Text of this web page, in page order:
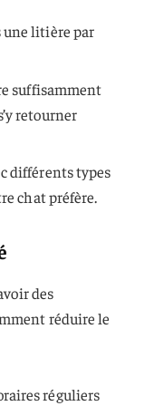
une litière par
suffisamment
retourner
différents types
chat préfère.
des
réduire le
réguliers